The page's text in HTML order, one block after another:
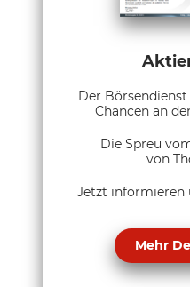
Der
Chancen an
Die Spreu
von
Jetzt informieren
Mehr